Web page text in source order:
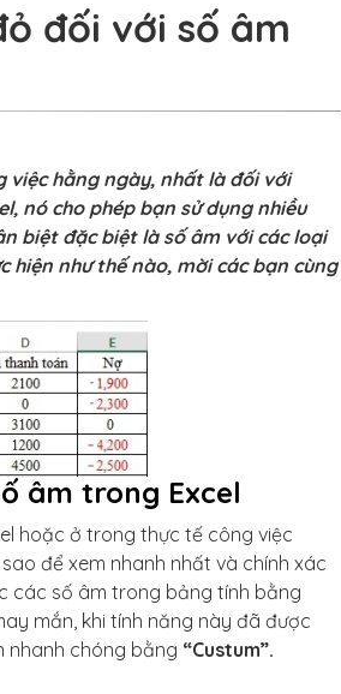
đối với số âm
việc hằng ngày, nhất là đối với
nó cho phép bạn sử dụng nhiều
biệt đặc biệt là số âm với các loại
hiện như thế nào, mời các bạn cùng
âm trong Excel
hoặc ở trong thực tế công việc
để xem nhanh nhất và chính xác
các số âm trong bảng tính bằng
mắn, khi tính năng này đã được
nhanh chóng bằng “Custum”.